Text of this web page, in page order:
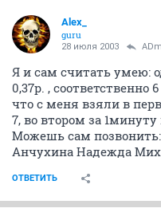
Alex_
guru
28 июля 2003
Я и сам считать умею:
0,37р. , соответственно
что с меня взяли в
7, во втором за 1минуту
Можешь сам позвонить:
Анчухина Надежда
ОТВЕТИТЬ